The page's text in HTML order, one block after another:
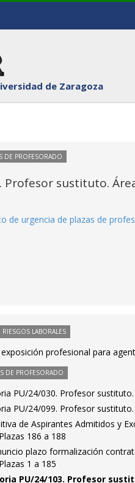
de Zaragoza
DE PROFESORADO
Profesor sustituto.
de urgencia de plazas de
LABORALES
profesional para
DE PROFESORADO
PU/24/030. Profesor
PU/24/099. Profesor
de Aspirantes Admitidos y
186 a 188
plazo formalización
1 a 185
PU/24/103. Profesor